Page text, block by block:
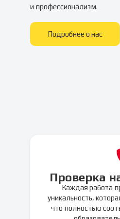
и профессионализм.
Подробнее о нас
Проверка
Каждая работа
уникальность,
что полностью